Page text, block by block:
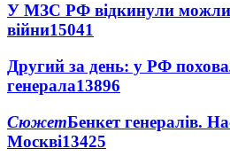
У МЗС РФ відкинули
війни15041
Другий за день: у РФ
генерала13896
СюжетБенкет генералів.
Москві13425